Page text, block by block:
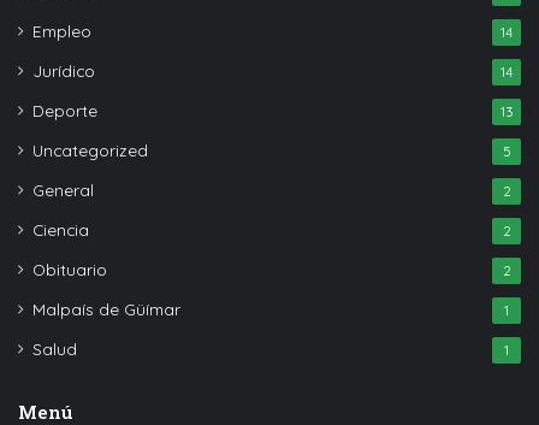
Empleo 14
Jurídico 14
Deporte 13
Uncategorized 5
General 2
Ciencia 2
Obituario 2
Malpaís de Güímar 1
Salud 1
Menú